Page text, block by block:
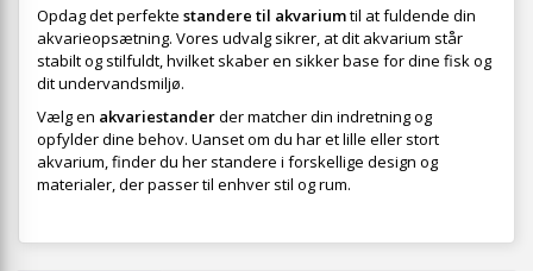
Opdag det perfekte standere til akvariumtil at fuldende din
akvarieopsætning. Vores udvalg sikrer, at dit akvarium står
stabilt og stilfuldt, hvilket skaber en sikker base for dine fisk og
dit undervandsmiljø.
Vælg en akvariestanderder matcher din indretning og
opfylder dine behov. Uanset om du har et lille eller stort
akvarium, finder du her standere i forskellige design og
materialer, der passer til enhver stil og rum.